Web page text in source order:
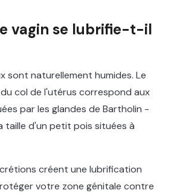
vagin se lubrifie-t-il
sont naturellement humides. Le
col de l'utérus correspond aux
par les glandes de Bartholin -
taille d'un petit pois situées à
créent une lubrification
votre zone génitale contre